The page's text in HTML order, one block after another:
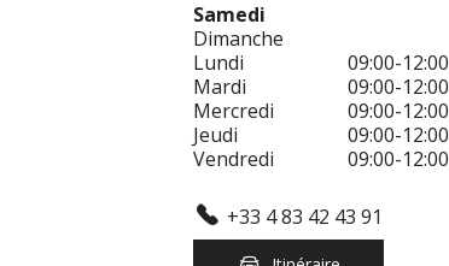
Samedi
Dimanche
Lundi
09:00-12:00
Mardi
09:00-12:00
Mercredi
09:00-12:00
Jeudi
09:00-12:00
Vendredi
09:00-12:00
+33 4 83 42 43 91